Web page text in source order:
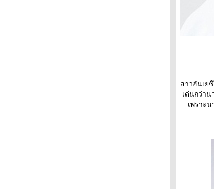
สาวฮันเย
เด่นกว่าน
เพราะ